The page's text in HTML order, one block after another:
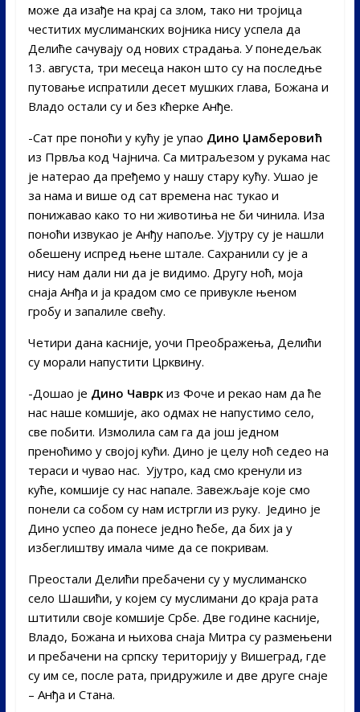
може да изађе на крај са злом, тако ни тројица
честитих муслиманских војника нису успела да
Делиће сачувају од нових страдања. У понедељак
13. августа, три месеца након што су на последње
путовање испратили десет мушких глава, Божана и
Владо остали су и без кћерке Анђе.
-Сат пре поноћи у кућу је упао Дино Џамберовић
из Првља код Чајнича. Са митраљезом у рукама нас
је натерао да пређемо у нашу стару кућу. Ушао је
за нама и више од сат времена нас тукао и
понижавао како то ни животиња не би чинила. Иза
поноћи извукао је Анђу напоље. Ујутру су је нашли
обешену испред њене штале. Сахранили су је а
нису нам дали ни да је видимо. Другу ноћ, моја
снаја Анђа и ја крадом смо се привукле њеном
гробу и запалиле свећу.
Четири дана касније, уочи Преображења, Делићи
су морали напустити Црквину.
-Дошао је Дино Чавркиз Фоче и рекао нам да ће
нас наше комшије, ако одмах не напустимо село,
све побити. Измолила сам га да још једном
преноћимо у својој кући. Дино је целу ноћ седео на
тераси и чувао нас. Ујутро, кад смо кренули из
куће, комшије су нас напале. Завежљаје које смо
понели са собом су нам истргли из руку. Једино је
Дино успео да понесе једно ћебе, да бих ја у
избеглиштву имала чиме да се покривам.
Преостали Делићи пребачени су у муслиманско
село Шашићи, у којем су муслимани до краја рата
штитили своје комшије Србе. Две године касније,
Владо, Божана и њихова снаја Митра су размењени
и пребачени на српску територију у Вишеград, где
су им се, после рата, придружиле и две друге снаје
– Анђа и Стана.